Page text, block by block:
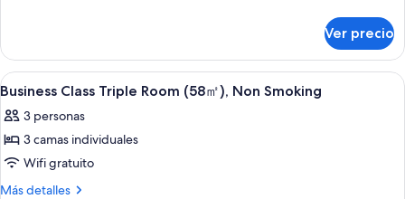
Single
Room,
Non
Smoking
Economy
Class
Single
Non
Smoking
Ver precio
Abrir
todas
las
fotos
de
Business
Caja de seguridad en la habitación,
10
Business Class Triple Room (58㎡), Non Smoking
3 personas
3 camas individuales
Wifi gratuito
Más detalles
Más